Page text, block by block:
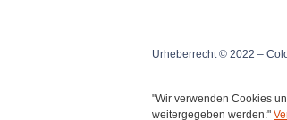
Urheberrecht © 2022 –
"Wir verwenden Cookies
weitergegeben werden:"